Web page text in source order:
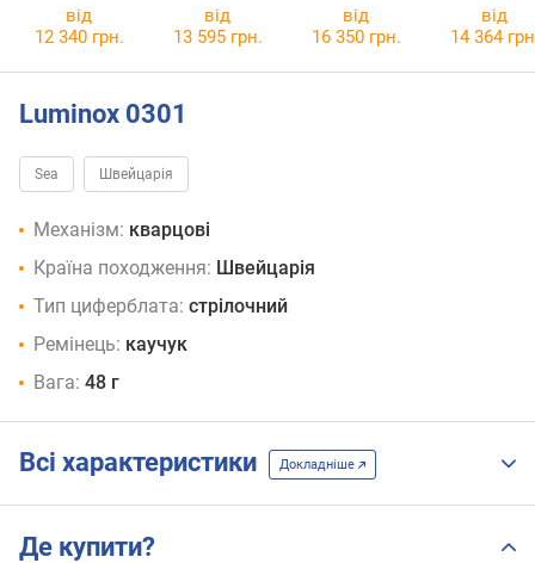
Sea Turtle
Giant XS.0324
від
12 340 грн.
від
13 595 грн.
від
16 350 грн.
від
14 364
Luminox 0301
Sea Швейцарія
Механізм: кварцові
Країна походження: Швейцарія
Тип циферблата: стрілочний
Ремінець: каучук
Вага: 48 г
Всі характеристики Докладніше
Де купити?